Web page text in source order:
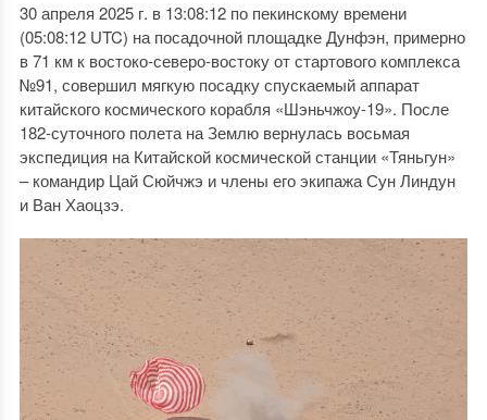
30 апреля 2025 г. в 13:08:12 по пекинскому времени
(05:08:12 UTC) на посадочной площадке Дунфэн, примерно
в 71 км к востоко-северо-востоку от стартового комплекса
№91, совершил мягкую посадку спускаемый аппарат
китайского космического корабля «Шэньчжоу-19». После
182-суточного полета на Землю вернулась восьмая
экспедиция на Китайской космической станции «Тяньгун»
– командир Цай Сюйчжэ и члены его экипажа Сун Линдун
и Ван Хаоцзэ.